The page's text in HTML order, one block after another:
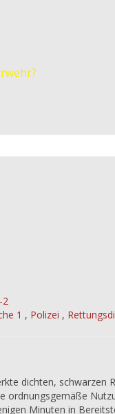
2
1 , Polizei ,
dichten, schwarzen
ordnungsgemäße
Minuten in